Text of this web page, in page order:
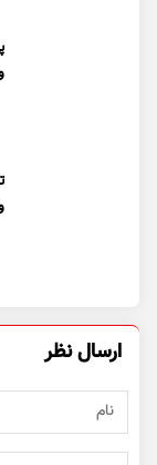
ارسال نظر